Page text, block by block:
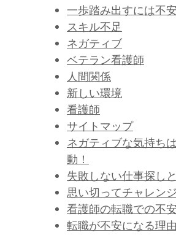
一歩踏み出すには不
スキル不足
ネガティブ
ベテラン看護師
人間関係
新しい環境
看護師
サイトマップ
ネガティブな気持ち
動！
失敗しない仕事探し
思い切ってチャレン
看護師の転職での不
転職が不安になる理